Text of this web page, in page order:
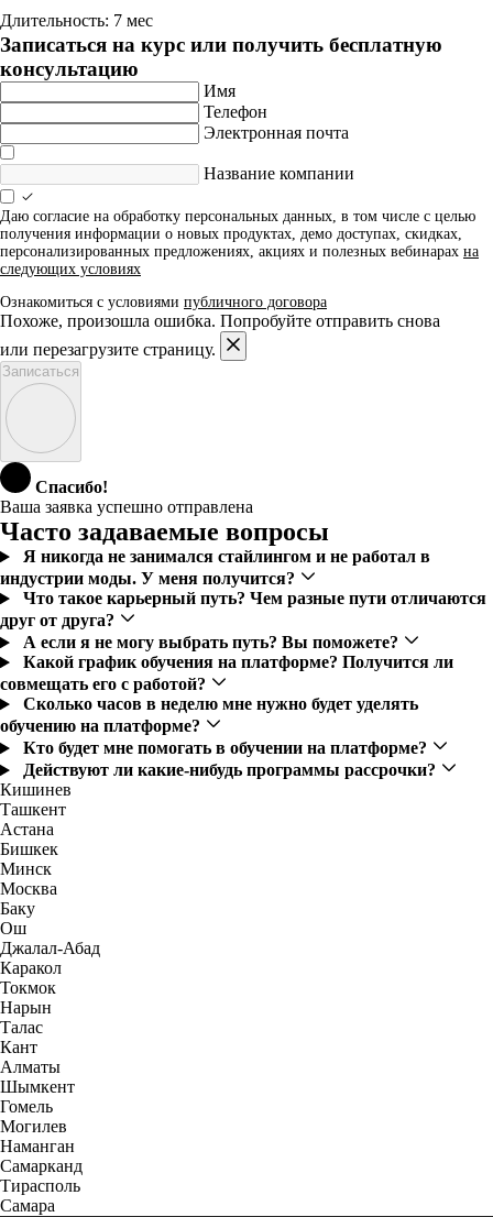
Длительность: 7 мес
Записаться на курс или получить бесплатную
консультацию
Имя
Телефон
Электронная почта
Название компании
Даю согласие на обработку персональных данных, в том числе с целью
получения информации о новых продуктах, демо доступах, скидках,
персонализированных предложениях, акциях и полезных вебинарах на
следующих условиях
Ознакомиться с условиями публичного договора
Похоже, произошла ошибка. Попробуйте отправить снова
или перезагрузите страницу.
Записаться
Спасибо!
Ваша заявка успешно отправлена
Часто задаваемые вопросы
Я никогда не занимался стайлингом и не работал в
индустрии моды. У меня получится?
Что такое карьерный путь? Чем разные пути отличаются
друг от друга?
А если я не могу выбрать путь? Вы поможете?
Какой график обучения на платформе? Получится ли
совмещать его с работой?
Сколько часов в неделю мне нужно будет уделять
обучению на платформе?
Кто будет мне помогать в обучении на платформе?
Действуют ли какие-нибудь программы рассрочки?
Кишинев
Ташкент
Астана
Бишкек
Минск
Москва
Баку
Ош
Джалал-Абад
Каракол
Токмок
Нарын
Талас
Кант
Алматы
Шымкент
Гомель
Могилев
Наманган
Самарканд
Тирасполь
Самара